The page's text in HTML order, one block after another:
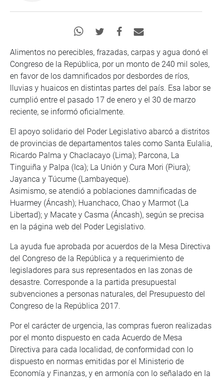
Alimentos no perecibles, frazadas, carpas y agua donó el
Congreso de la República, por un monto de 240 mil soles,
en favor de los damnificados por desbordes de ríos,
lluvias y huaicos en distintas partes del país. Esa labor se
cumplió entre el pasado 17 de enero y el 30 de marzo
reciente, se informó oficialmente.
El apoyo solidario del Poder Legislativo abarcó a distritos
de provincias de departamentos tales como Santa Eulalia,
Ricardo Palma y Chaclacayo (Lima); Parcona, La
Tinguiña y Palpa (Ica); La Unión y Cura Mori (Piura);
Jayanca y Túcume (Lambayeque).
Asimismo, se atendió a poblaciones damnificadas de
Huarmey (Áncash); Huanchaco, Chao y Marmot (La
Libertad); y Macate y Casma (Áncash), según se precisa
en la página web del Poder Legislativo.
La ayuda fue aprobada por acuerdos de la Mesa Directiva
del Congreso de la República y a requerimiento de
legisladores para sus representados en las zonas de
desastre. Corresponde a la partida presupuestal
subvenciones a personas naturales, del Presupuesto del
Congreso de la República 2017.
Por el carácter de urgencia, las compras fueron realizadas
por el monto dispuesto en cada Acuerdo de Mesa
Directiva para cada localidad, de conformidad con lo
dispuesto en normas emitidas por el Ministerio de
Economía y Finanzas, y en armonía con lo señalado en la